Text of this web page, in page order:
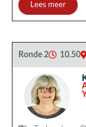
Lees meer
Ronde 2 10.50